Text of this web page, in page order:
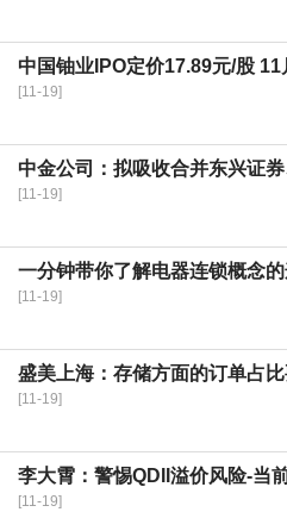
中国铀业IPO定价17.89元/股
[11-19]
中金公司：拟吸收合并东兴证
[11-19]
一分钟带你了解电器连锁概念
[11-19]
盛美上海：存储方面的订单占
[11-19]
李大霄：警惕QDII溢价风险-当
[11-19]